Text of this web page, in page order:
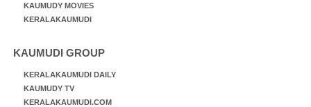
KAUMUDY MOVIES
KERALAKAUMUDI
KAUMUDI GROUP
KERALAKAUMUDI DAILY
KAUMUDY TV
KERALAKAUMUDI.COM